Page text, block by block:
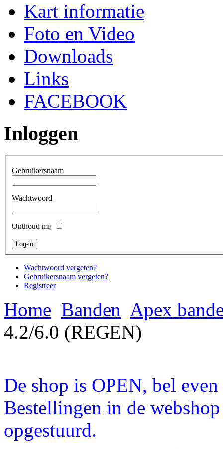
Kart informatie
Foto en Video
Downloads
Links
FACEBOOK
Inloggen
Gebruikersnaam
Wachtwoord
Onthoud mij
Wachtwoord vergeten?
Gebruikersnaam vergeten?
Registreer
Home Banden Apex
4.2/6.0 (REGEN)
De shop is OPEN, bel
Bestellingen in de
opgestuurd.